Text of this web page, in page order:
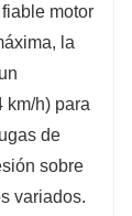
motor
la
km/h) para
de
sobre
variados.